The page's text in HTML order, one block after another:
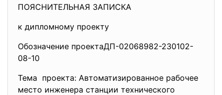
ПОЯСНИТЕЛЬНАЯ ЗАПИСКА
к дипломному проекту
Обозначение проектаДП-02068982-230102-
08-10
Тема проекта: Автоматизированное рабочее
место инженера станции технического